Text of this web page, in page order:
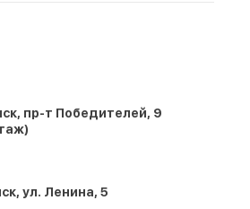
пр-т Победителей, 9
ул. Ленина, 5